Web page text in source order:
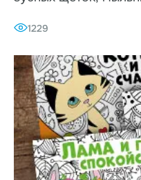
1229